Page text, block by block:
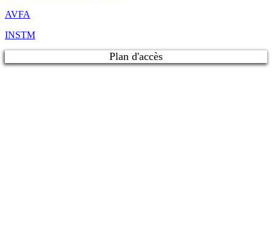
AVFA
INSTM
Plan d'accès